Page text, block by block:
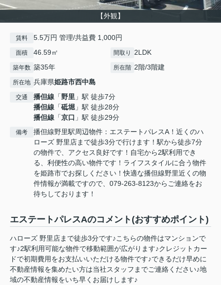
【外観】
賃料 5.5万円 管理/共益費 1,000円
面積 46.59㎡ 間取り 2LDK
築年数 築35年 所在階 2階/3階建
所在地 兵庫県姫路市西中島
交通 播但線 「野里 」駅 徒歩7分
播但線 「砥堀 」駅 徒歩28分
播但線 「京口 」駅 徒歩29分
備考
播但線野里駅周辺物件：エステートパレスA！近くのハ
ローズ 野里店まで徒歩3分で行けます！駅から徒歩7分
の物件で、アクセス良好です！自宅から2駅利用でき
る、利便性の高い物件です！ライフスタイルに合う物件
を姫路市でお探しください！快適な播但線野里近くの物
件情報が満載ですので、079-263-8123からご連絡をお
待ちしております！
エステートパレスAのコメント(おすすめポイント)
ハローズ 野里店まで徒歩3分です♪こちらの物件はマンションで
す♪2駅利用可能な物件で移動範囲が広がります♪クレジットカー
ドで初期費用をお支払いいただける物件です♪できるだけ早めに
不動産情報を集めたい方は当社スタッフまでご連絡ください♪地
域の不動産情報をいち早くお届けします♪